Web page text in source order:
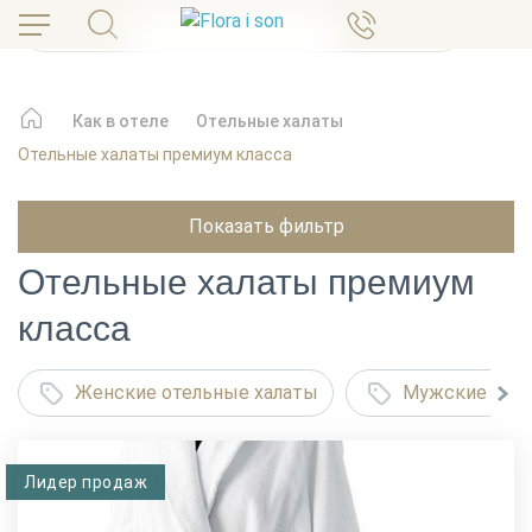
Как в отеле
Отельные халаты
Отельные халаты премиум класса
Показать фильтр
Отельные халаты премиум
класса
Женские отельные халаты Мужские
Лидер продаж